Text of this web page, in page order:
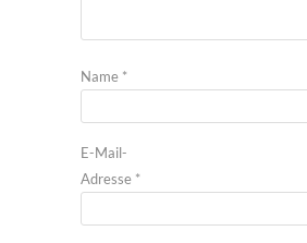
Name *
E-Mail-
Adresse *